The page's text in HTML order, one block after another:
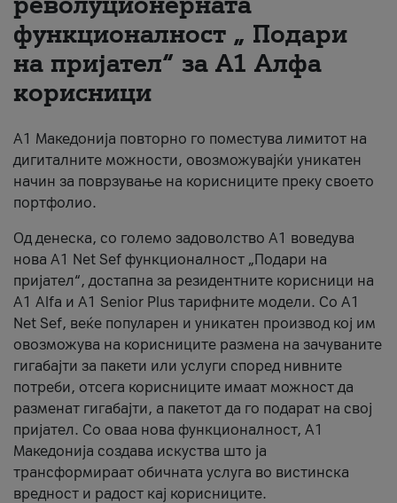
За нас
#ПодобарОнлајн
функционалност „ Подари
на пријател“ за А1 Алфа
корисници
А1 Македонија повторно го поместува лимитот на
дигиталните можности, овозможувајќи уникатен
начин за поврзување на корисниците преку своето
портфолио.
Од денеска, со големо задоволство А1 воведува
нова A1 Net Sef функционалност „Подари на
пријател“, достапна за резидентните корисници на
А1 Alfa и A1 Senior Plus тарифните модели. Со A1
Net Sef, веќе популарен и уникатен производ кој им
овозможува на корисниците размена на зачуваните
гигабајти за пакети или услуги според нивните
потреби, отсега корисниците имаат можност да
разменат гигабајти, а пакетот да го подарат на свој
пријател. Со оваа нова функционалност, А1
Македонија создава искуства што ја
трансформираат обичната услуга во вистинска
вредност и радост кај корисниците.